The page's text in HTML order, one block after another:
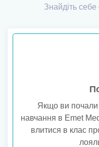
Знайдіть
Якщо ви почали
навчання в Emet
влитися в клас